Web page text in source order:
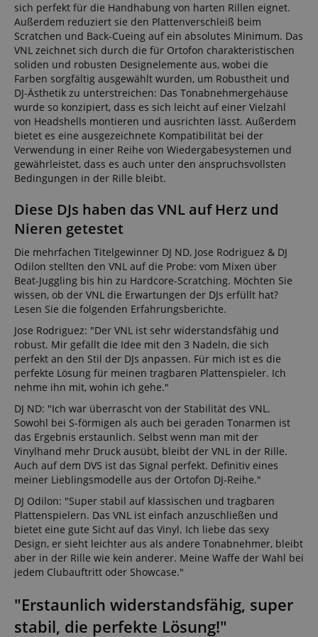
sich perfekt für die Handhabung von harten Rillen eignet.
Außerdem reduziert sie den Plattenverschleiß beim
Scratchen und Back-Cueing auf ein absolutes Minimum. Das
VNL zeichnet sich durch die für Ortofon charakteristischen
soliden und robusten Designelemente aus, wobei die
Farben sorgfältig ausgewählt wurden, um Robustheit und
DJ-Ästhetik zu unterstreichen: Das Tonabnehmergehäuse
wurde so konzipiert, dass es sich leicht auf einer Vielzahl
von Headshells montieren und ausrichten lässt. Außerdem
bietet es eine ausgezeichnete Kompatibilität bei der
Verwendung in einer Reihe von Wiedergabesystemen und
gewährleistet, dass es auch unter den anspruchsvollsten
Bedingungen in der Rille bleibt.
Diese DJs haben das VNL auf Herz und
Nieren getestet
Die mehrfachen Titelgewinner DJ ND, Jose Rodriguez & DJ
Odilon stellten den VNL auf die Probe: vom Mixen über
Beat-Juggling bis hin zu Hardcore-Scratching. Möchten Sie
wissen, ob der VNL die Erwartungen der DJs erfüllt hat?
Lesen Sie die folgenden Erfahrungsberichte.
Jose Rodriguez: "Der VNL ist sehr widerstandsfähig und
robust. Mir gefällt die Idee mit den 3 Nadeln, die sich
perfekt an den Stil der DJs anpassen. Für mich ist es die
perfekte Lösung für meinen tragbaren Plattenspieler. Ich
nehme ihn mit, wohin ich gehe."
DJ ND: "Ich war überrascht von der Stabilität des VNL.
Sowohl bei S-förmigen als auch bei geraden Tonarmen ist
das Ergebnis erstaunlich. Selbst wenn man mit der
Vinylhand mehr Druck ausübt, bleibt der VNL in der Rille.
Auch auf dem DVS ist das Signal perfekt. Definitiv eines
meiner Lieblingsmodelle aus der Ortofon DJ-Reihe."
DJ Odilon: "Super stabil auf klassischen und tragbaren
Plattenspielern. Das VNL ist einfach anzuschließen und
bietet eine gute Sicht auf das Vinyl. Ich liebe das sexy
Design, er sieht leichter aus als andere Tonabnehmer, bleibt
aber in der Rille wie kein anderer. Meine Waffe der Wahl bei
jedem Clubauftritt oder Showcase."
"Erstaunlich widerstandsfähig, super
stabil, die perfekte Lösung!"